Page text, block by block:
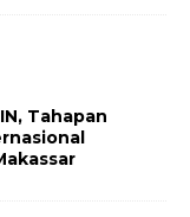
Tahapan